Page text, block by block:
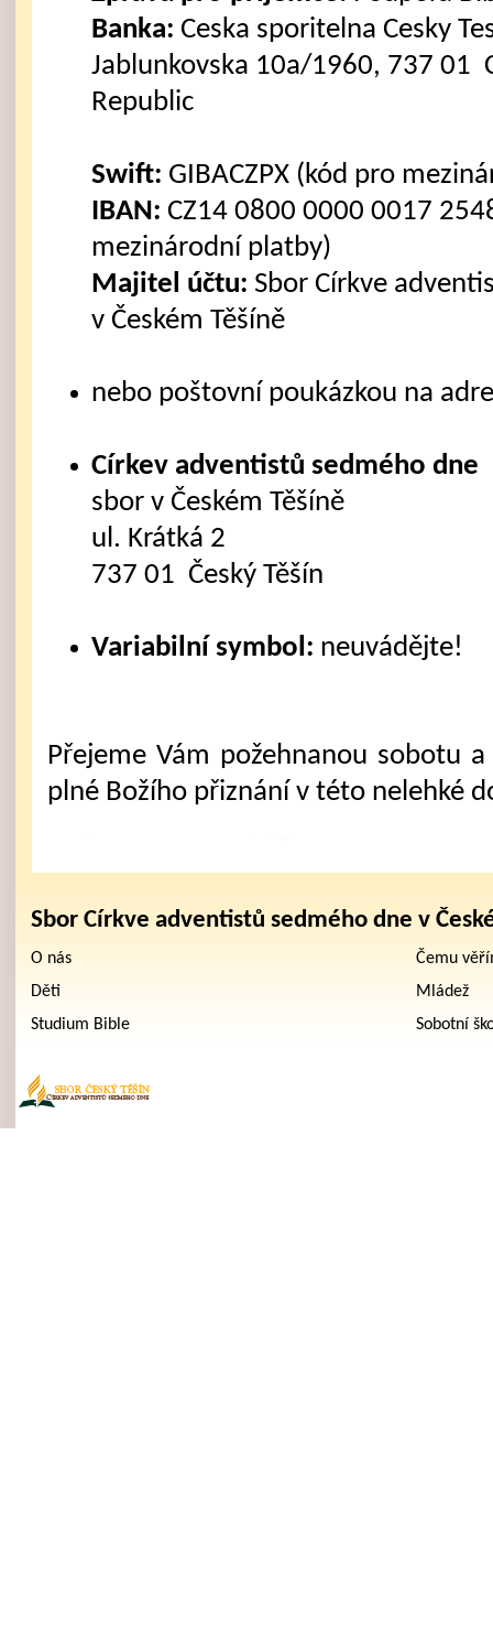
Banka: Ceska sporitelna Cesky
Jablunkovska 10a/1960, 737 01
Republic
Swift: GIBACZPX (kód pro
IBAN: CZ14 0800 0000 0017
mezinárodní platby)
Majitel účtu: Sbor Církve
v Českém Těšíně
nebo poštovní poukázkou na
Církev adventistů sedmého dne
sbor v Českém Těšíně
ul. Krátká 2
737 01 Český Těšín
Variabilní symbol: neuvádějte!
Přejeme Vám požehnanou sobotu
plné Božího přiznání v této nelehké
Sbor Církve adventistů sedmého dne v
O nás
Čemu
Děti
Mládež
Studium Bible
Sobotní